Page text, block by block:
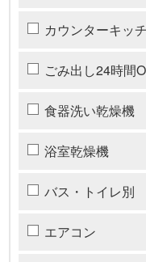
カウンターキッ
ごみ出し24時間
食器洗い乾燥機
浴室乾燥機
バス・トイレ別
エアコン